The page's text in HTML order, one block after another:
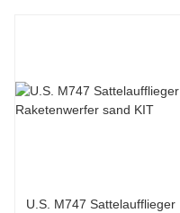
U.S. M747 Sattelaufflieger